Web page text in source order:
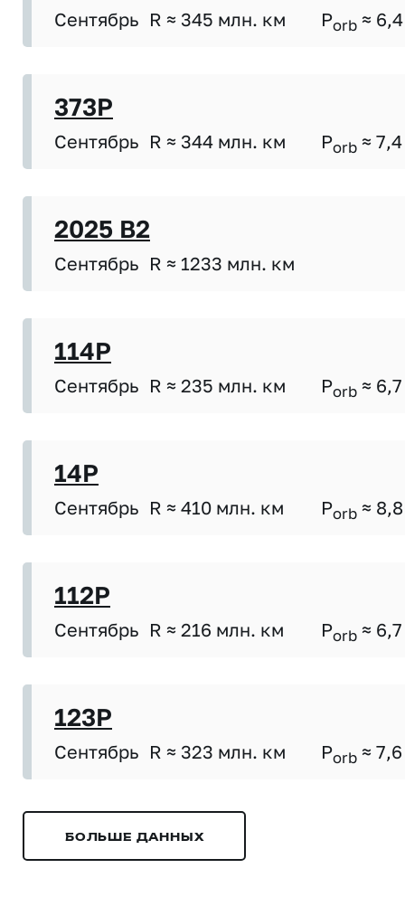
Сентябрь R ≈ 345 млн. км Porb ≈ 6,4
373P
Сентябрь R ≈ 344 млн. км Porb ≈ 7,4
2025 B2
Сентябрь R ≈ 1233 млн. км
114P
Сентябрь R ≈ 235 млн. км Porb ≈ 6,7
14P
Сентябрь R ≈ 410 млн. км Porb ≈ 8,8
112P
Сентябрь R ≈ 216 млн. км Porb ≈ 6,7
123P
Сентябрь R ≈ 323 млн. км Porb ≈ 7,6
БОЛЬШЕ ДАННЫХ